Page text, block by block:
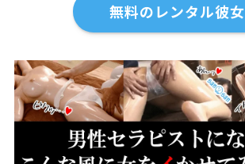
無料のレンタル彼女